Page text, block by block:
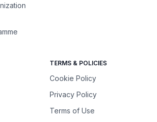
TERMS & POLICIES
Cookie Policy
Privacy Policy
Terms of Use